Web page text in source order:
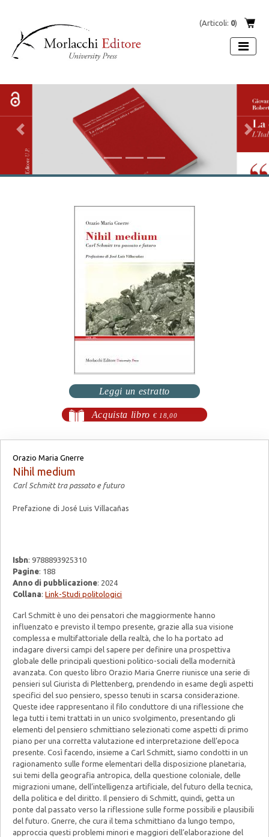
(Articoli: 0)
Previous Next
Leggi un estratto
Acquista libro € 18,00
Orazio Maria Gnerre
Nihil medium
Carl Schmitt tra passato e futuro
Prefazione di José Luis Villacañas
Isbn: 9788893925310
Pagine: 188
Anno di pubblicazione: 2024
Collana:Link-Studi politologici
Carl Schmitt è uno dei pensatori che maggiormente hanno
influenzato e previsto il tempo presente, grazie alla sua visione
complessa e multifattoriale della realtà, che lo ha portato ad
indagare diversi campi del sapere per definire una prospettiva
globale delle principali questioni politico-sociali della modernità
avanzata. Con questo libro Orazio Maria Gnerre riunisce una serie di
pensieri sul Giurista di Plettenberg, prendendo in esame degli aspetti
specifici del suo pensiero, spesso tenuti in scarsa considerazione.
Queste idee rappresentano il filo conduttore di una riflessione che
lega tutti i temi trattati in un unico svolgimento, presentando gli
elementi del pensiero schmittiano selezionati come aspetti di primo
piano per una corretta valutazione ed interpretazione dell’epoca
presente. Così facendo, insieme a Carl Schmitt, siamo condotti in un
ragionamento sulle forme elementari della disposizione planetaria,
sui temi della geografia antropica, della questione coloniale, delle
migrazioni umane, dell’intelligenza artificiale, del futuro della tecnica,
della politica e del diritto. Il pensiero di Schmitt, quindi, getta un
ponte dal passato verso la riflessione sulle forme possibili e plausibili
del futuro. Gnerre, che cura il tema schmittiano da lungo tempo,
approccia questi problemi minori e maggiori dell’elaborazione del